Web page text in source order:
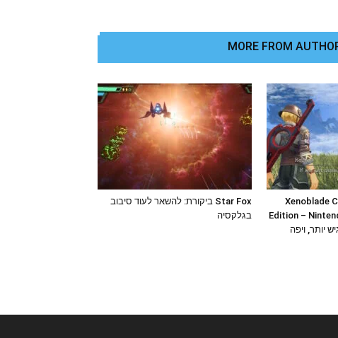
MORE FROM
Star Fox ביקורת: להשאר לעוד סיבוב
בגלקסיה
Xenoblade
Edition –
יותר, ויפה